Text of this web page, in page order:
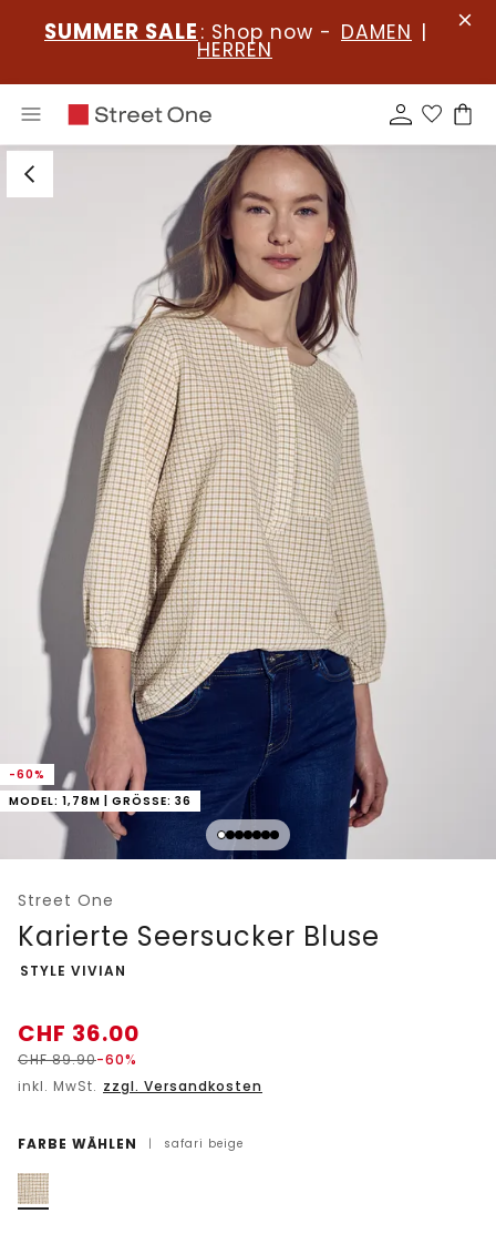
SUMMER SALE : Shop now - DAMEN |
HERREN
-60%
MODEL: 1,78M | GRÖSSE: 36
Street One
Karierte Seersucker Bluse
-
STYLE VIVIAN
CHF 36.00
CHF89.90-60%
inkl. MwSt. zzgl. Versandkosten
FARBE WÄHLEN | safari beige